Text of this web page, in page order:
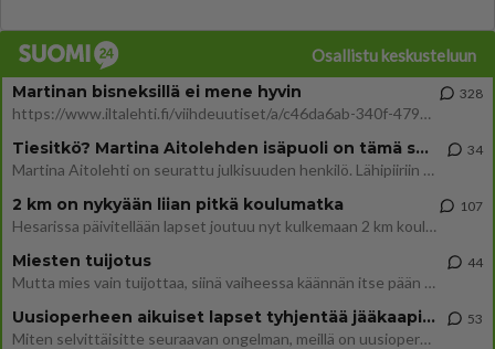
Osallistu keskusteluun
Martinan bisneksillä ei mene hyvin
https://www.iltalehti.fi/viihdeuutiset/a/c46da6ab-340f-4790-aaa7-0865eed2336 Yrityksen konkurssihakemus on tullut kärä
328
Tiesitkö? Martina Aitolehden isäpuoli on tämä suosittu laulaja
Martina Aitolehti on seurattu julkisuuden henkilö. Lähipiiriin mahtuu muitakin tunnettuja henkilöitä. Tiesitkö, että Ma
34
2 km on nykyään liian pitkä koulumatka
Hesarissa päivitellään lapset joutuu nyt kulkemaan 2 km kouluun jösses. Ruostefillarilla tuo matka menee vaikka miten äk
107
Miesten tuijotus
Mutta mies vain tuijottaa, siinä vaiheessa käännän itse pään pois. Mikä juttu? Yleensä jos joku tuijottaa tai katsoo, hä
44
Uusioperheen aikuiset lapset tyhjentää jääkaapin käydessään
Miten selvittäisitte seuraavan ongelman, meillä on uusioperhe, minulla teini-ikäiset lapset ja puolisolla aikuiset, jotk
53